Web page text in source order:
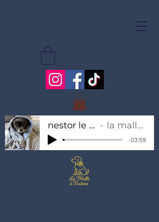
nestor le chihuahua la malle à toutous
-03:59